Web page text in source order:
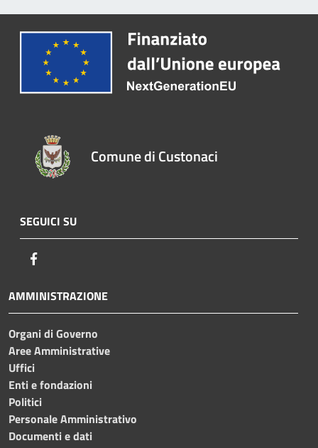
Comune di Custonaci
SEGUICI SU
AMMINISTRAZIONE
Organi di Governo
Aree Amministrative
Uffici
Enti e fondazioni
Politici
Personale Amministrativo
Documenti e dati